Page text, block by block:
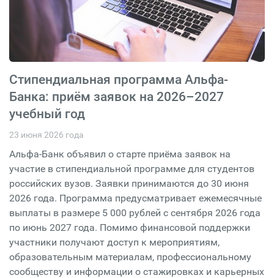
Стипендиальная программа Альфа-
Банка: приём заявок на 2026–2027
учебный год
23 июня 2026 года
Альфа-Банк объявил о старте приёма заявок на
участие в стипендиальной программе для студентов
российских вузов. Заявки принимаются до 30 июня
2026 года. Программа предусматривает ежемесячные
выплаты в размере 5 000 рублей с сентября 2026 года
по июнь 2027 года. Помимо финансовой поддержки
участники получают доступ к мероприятиям,
образовательным материалам, профессиональному
сообществу и информации о стажировках и карьерных